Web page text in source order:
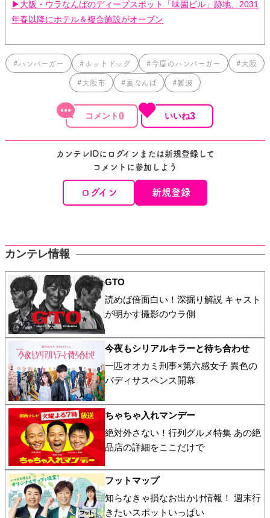
▶大阪・ウラなんばのディープスポット「味園ビル」跡地、2031
年春以降にホテル＆複合施設がオープン
#ハンバーガー #ホットドッグ #今屋のハンバーガー #大阪
#大阪市 #裏なんば #難波
0 3
カンテレIDにログインまたは新規登録して
コメントに参加しよう
ログイン 新規登録
カンテレ情報
GTO
読めば倍面白い！深掘り解説 キャスト
が明かす撮影のウラ側
今夜もシリアルキラーと待ち合わせ
一匹オオカミ刑事×第六感女子 異色の
バディサスペンス開幕
ちゃちゃ入れマンデー
絶対外さない！行列グルメ特集 あの絶
品店の詳細をここだけで
フットマップ
知らなきゃ損なお出かけ情報！ 週末行
きたいスポットいっぱい